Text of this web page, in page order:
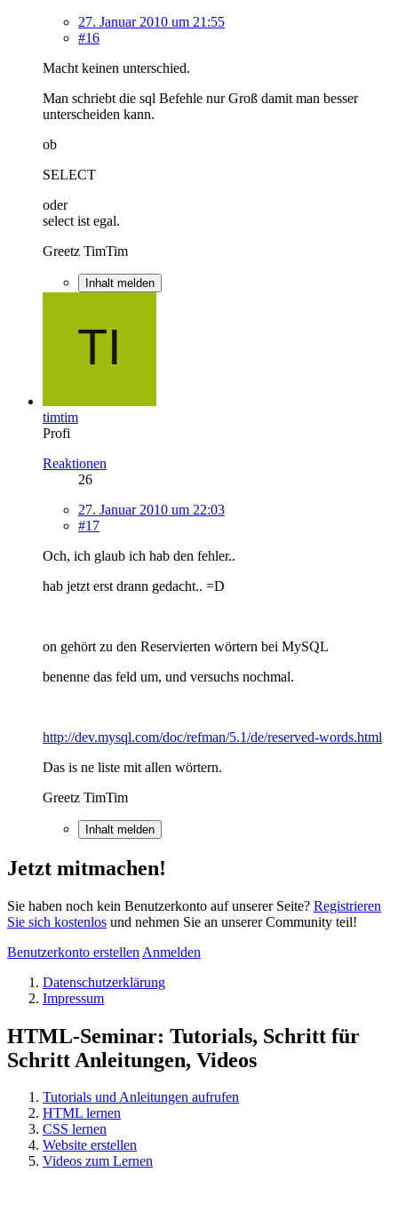
27. Januar 2010 um 21:55
#16
Macht keinen unterschied.
Man schriebt die sql Befehle nur Groß damit man besser
unterscheiden kann.
ob
SELECT
oder
select ist egal.
Greetz TimTim
Inhalt melden
timtim
Profi
Reaktionen
26
27. Januar 2010 um 22:03
#17
Och, ich glaub ich hab den fehler..
hab jetzt erst drann gedacht.. =D
on gehört zu den Reservierten wörtern bei MySQL
benenne das feld um, und versuchs nochmal.
http://dev.mysql.com/doc/refman/5.1/de/reserved-words.html
Das is ne liste mit allen wörtern.
Greetz TimTim
Inhalt melden
Jetzt mitmachen!
Sie haben noch kein Benutzerkonto auf unserer Seite? Registrieren
Sie sich kostenlos und nehmen Sie an unserer Community teil!
Benutzerkonto erstellen Anmelden
Datenschutzerklärung
Impressum
HTML-Seminar: Tutorials, Schritt für
Schritt Anleitungen, Videos
Tutorials und Anleitungen aufrufen
HTML lernen
CSS lernen
Website erstellen
Videos zum Lernen